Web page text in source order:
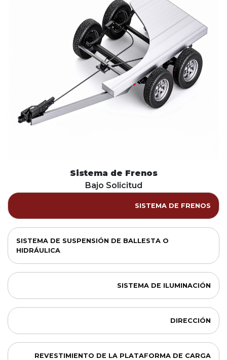
Sistema de Frenos
Bajo Solicitud
SISTEMA DE FRENOS
SISTEMA DE SUSPENSIÓN DE BALLESTA O
HIDRÁULICA
SISTEMA DE ILUMINACIÓN
DIRECCIÓN
REVESTIMIENTO DE LA PLATAFORMA DE CARGA